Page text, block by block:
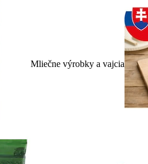
Mliečne výrobky a vajcia